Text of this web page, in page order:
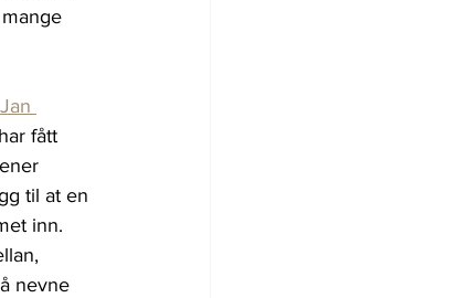
fått
til at en
inn.
nevne